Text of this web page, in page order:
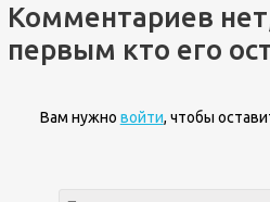
Комментариев
первым кто его
Вам нужно войти, чтобы